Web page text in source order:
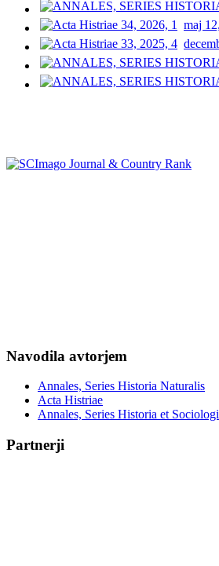
maj
Navodila avtorjem
Annales, Series Historia Naturalis
Acta Histriae
Annales, Series Historia et
Partnerji